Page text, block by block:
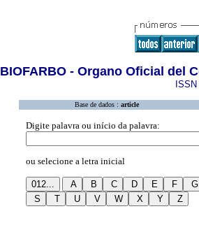
BIOFARBO - Organo Oficial del
Base de dados : article
Digite palavra ou início da palavra:
ou selecione a letra inicial